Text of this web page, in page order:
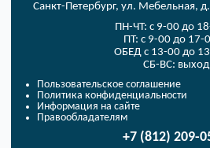
Санкт-Петербург, ул. Мебельная,
ПН-ЧТ: с 9-00 до
ПТ: с 9-00 до 17-
ОБЕД с 13-00 до
СБ-ВС:
Пользовательское соглашение
Политика конфиденциальности
Информация на сайте
Правообладателям
+7 (812) 209-